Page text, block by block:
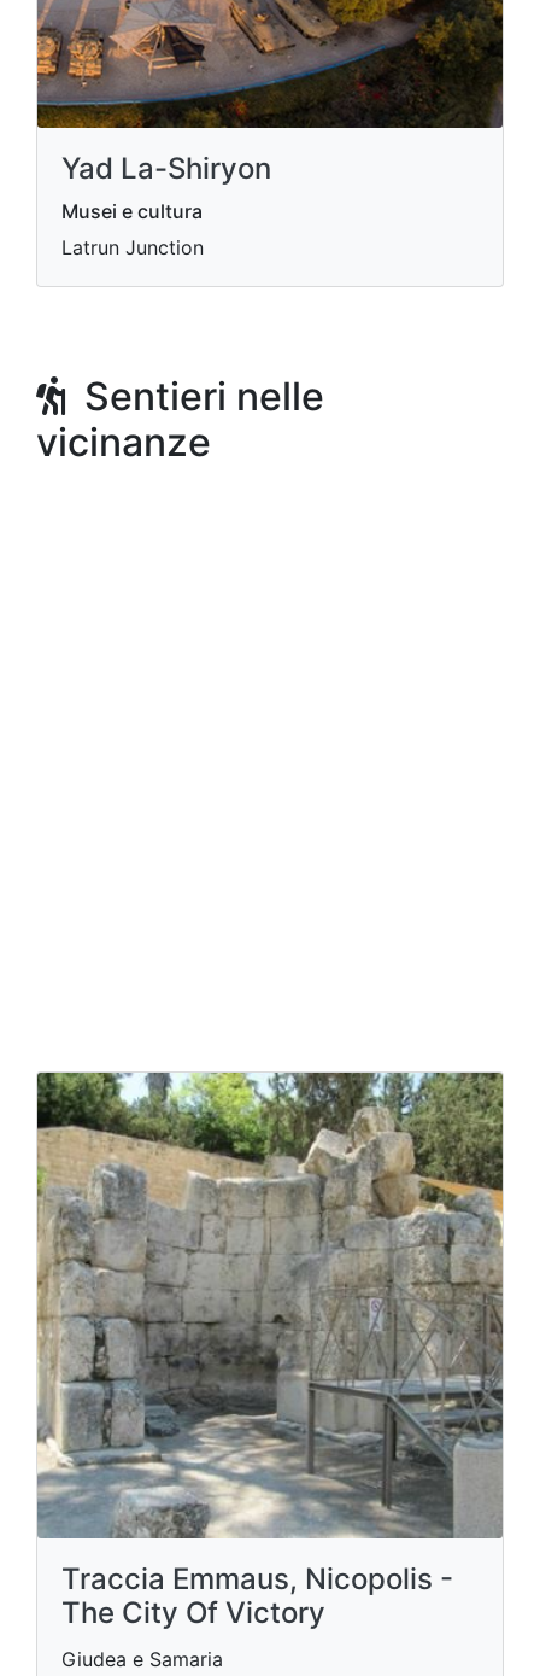
Yad La-Shiryon
Musei e cultura
Latrun Junction
Sentieri nelle
vicinanze
Traccia Emmaus, Nicopolis -
The City Of Victory
Giudea e Samaria